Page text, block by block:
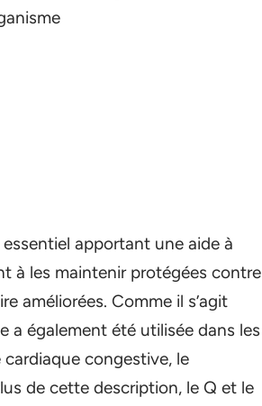
apportant une aide à
à les maintenir protégées contre
améliorées. Comme il s’agit
a également été utilisée dans les
cardiaque congestive, le
de cette description, le Q et le